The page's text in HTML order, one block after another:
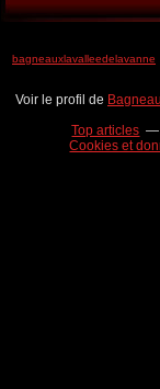
bagneauxlavalleedelavanne
Voir le profil de
Top articles
Cookies et